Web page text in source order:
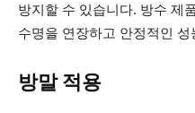
방지할 수 있습니다. 방수 제
수명을 연장하고 안정적인
방말 적용